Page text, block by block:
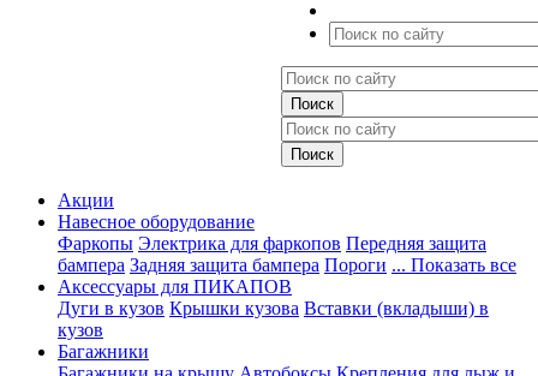
Акции
Навесное оборудование
Фаркопы Электрика для фаркопов Передняя защита
бампера Задняя защита бампера Пороги ... Показать все
Аксессуары для ПИКАПОВ
Дуги в кузов Крышки кузова Вставки (вкладыши) в
кузов
Багажники